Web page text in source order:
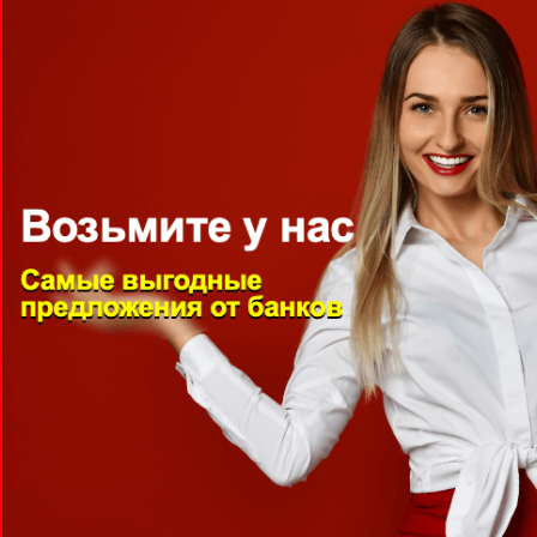
от 1,5 %
Срокдо 126 дней
ПОЛУЧИТЬ ДЕНЬГИ
26 заявка за 30 дней
БЫСТРЫЙ ЗАЙМ